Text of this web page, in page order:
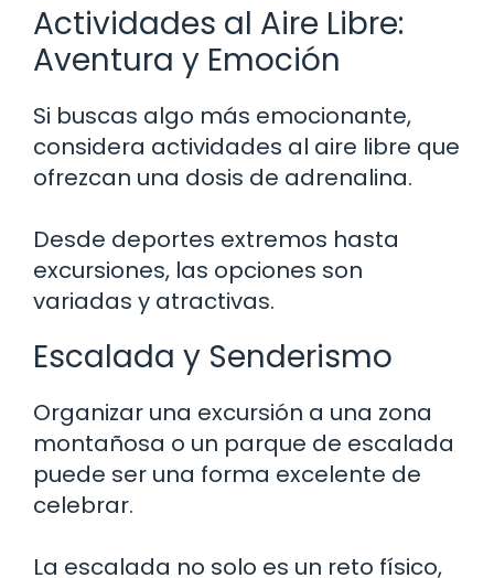
Actividades al Aire Libre:
Aventura y Emoción
Si buscas algo más emocionante,
considera actividades al aire libre que
ofrezcan una dosis de adrenalina.
Desde deportes extremos hasta
excursiones, las opciones son
variadas y atractivas.
Escalada y Senderismo
Organizar una excursión a una zona
montañosa o un parque de escalada
puede ser una forma excelente de
celebrar.
La escalada no solo es un reto físico,